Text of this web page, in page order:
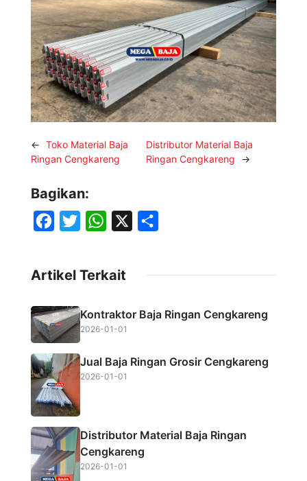
← Toko Material Baja
Ringan Cengkareng
Distributor Material Baja
Ringan Cengkareng
→
Bagikan:
e
b
o
o
t
e
t
A
p
Artikel Terkait
Kontraktor Baja Ringan Cengkareng
2026-01-01
Jual Baja Ringan Grosir Cengkareng
2026-01-01
Distributor Material Baja Ringan
Cengkareng
2026-01-01